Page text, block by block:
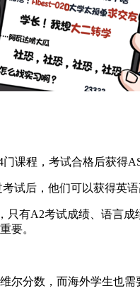
课程，考试合格后获得AS
试后，他们可以获得英语
有A2考试成绩、语言
要。
尔分数，而海外学生也需